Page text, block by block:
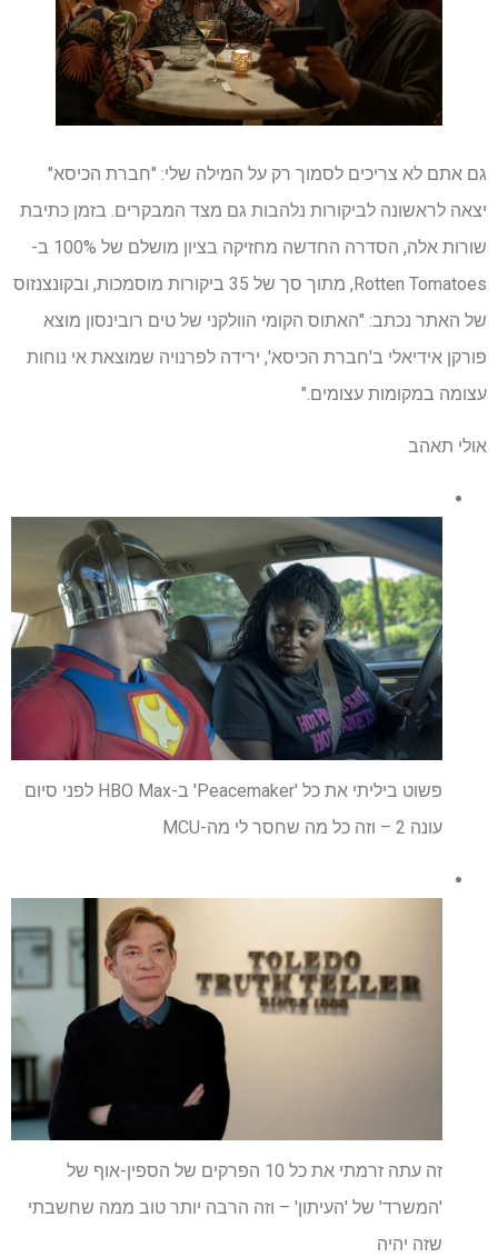
גם אתם לא צריכים לסמוך רק על המילה שלי: "חברת הכיסא"
יצאה לראשונה לביקורות נלהבות גם מצד המבקרים. בזמן כתיבת
שורות אלה, הסדרה החדשה מחזיקה בציון מושלם של 100% ב-
Rotten Tomatoes, מתוך סך של 35 ביקורות מוסמכות, ובקונצנזוס
של האתר נכתב: "האתוס הקומי הוולקני של טים רובינסון מוצא
פורקן אידיאלי ב'חברת הכיסא', ירידה לפרנויה שמוצאת אי נוחות
עצומה במקומות עצומים."
אולי תאהב
פשוט ביליתי את כל 'Peacemaker' ב-HBO Max לפני סיום
עונה 2 – וזה כל מה שחסר לי מה-MCU
זה עתה זרמתי את כל 10 הפרקים של הספין-אוף של
'המשרד' של 'העיתון' – וזה הרבה יותר טוב ממה שחשבתי
שזה יהיה